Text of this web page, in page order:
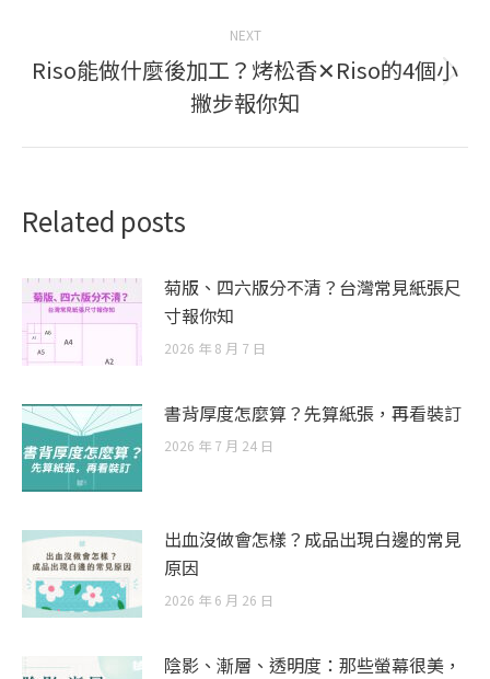
NEXT
Next
post:
Riso能做什麼後加工？烤松香✕Riso的4個小
撇步報你知
Related posts
菊版、四六版分不清？台灣常見紙張尺
寸報你知
2026 年 8 月 7 日
書背厚度怎麼算？先算紙張，再看裝訂
2026 年 7 月 24 日
出血沒做會怎樣？成品出現白邊的常見
原因
2026 年 6 月 26 日
陰影、漸層、透明度：那些螢幕很美，